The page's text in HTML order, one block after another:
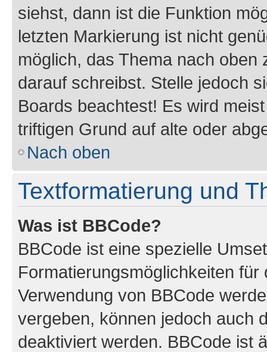
siehst, dann ist die Funktion
letzten Markierung ist nicht
möglich, das Thema nach oben
darauf schreibst. Stelle jedoch
Boards beachtest! Es wird
triftigen Grund auf alte oder
Nach oben
Textformatierung und
Was ist BBCode?
BBCode ist eine spezielle
Formatierungsmöglichkeiten
Verwendung von BBCode
vergeben, können jedoch auch
deaktiviert werden. BBCode ist